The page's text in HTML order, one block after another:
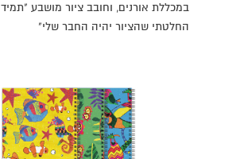
במכללת אורנים, וחובב ציור מושבע "תמיד
החלטתי שהציור יהיה החבר שלי"